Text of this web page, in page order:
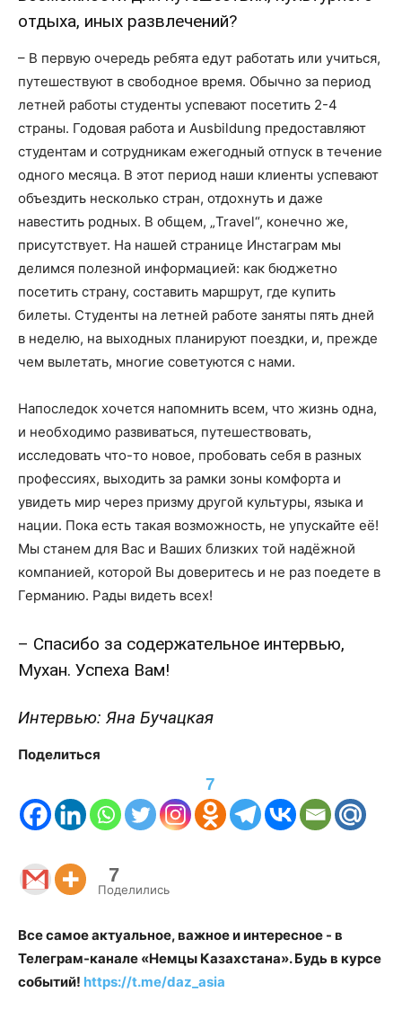
отдыха, иных развлечений?
– В первую очередь ребята едут работать или учиться,
путешествуют в свободное время. Обычно за период
летней работы студенты успевают посетить 2-4
страны. Годовая работа и Ausbildung предоставляют
студентам и сотрудникам ежегодный отпуск в течение
одного месяца. В этот период наши клиенты успевают
объездить несколько стран, отдохнуть и даже
навестить родных. В общем, „Travel“, конечно же,
присутствует. На нашей странице Инстаграм мы
делимся полезной информацией: как бюджетно
посетить страну, составить маршрут, где купить
билеты. Студенты на летней работе заняты пять дней
в неделю, на выходных планируют поездки, и, прежде
чем вылетать, многие советуются с нами.
Напоследок хочется напомнить всем, что жизнь одна,
и необходимо развиваться, путешествовать,
исследовать что-то новое, пробовать себя в разных
профессиях, выходить за рамки зоны комфорта и
увидеть мир через призму другой культуры, языка и
нации. Пока есть такая возможность, не упускайте её!
Мы станем для Вас и Ваших близких той надёжной
компанией, которой Вы доверитесь и не раз поедете в
Германию. Рады видеть всех!
– Спасибо за содержательное интервью,
Мухан. Успеха Вам!
Интервью: Яна Бучацкая
Поделиться
7
7
Поделились
Все самое актуальное, важное и интересное - в
Телеграм-канале «Немцы Казахстана». Будь в курсе
событий! https://t.me/daz_asia